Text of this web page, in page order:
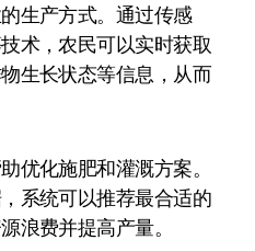
生产方式。通过传感
术，农民可以实时获取
生长状态等信息，从而
优化施肥和灌溉方案。
系统可以推荐最合适的
浪费并提高产量。